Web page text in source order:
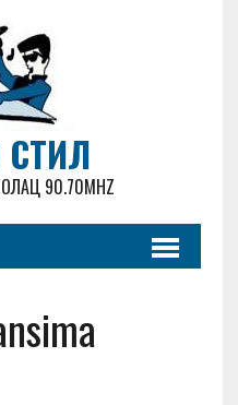
90.70MHZ